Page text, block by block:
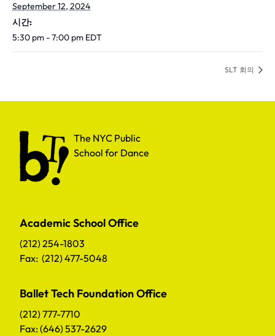
September 12, 2024
시간:
5:30 pm - 7:00 pm EDT
SLT 회의
The NYC Public School for Dance
The NYC Public
School for Dance
Academic School Office
(212) 254-1803
Fax: (212) 477-5048
Ballet Tech Foundation Office
(212) 777-7710
Fax: (646) 537-2629